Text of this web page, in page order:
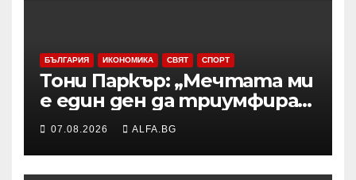
БЪЛГАРИЯ ИКОНОМИКА СВЯТ СПОРТ
Тони Паркър: „Мечтата ми
е един ден да триумфирам
с АСВЕЛ и да стана
шампион на НБА Европа“
07.08.2026 ALFA.BG